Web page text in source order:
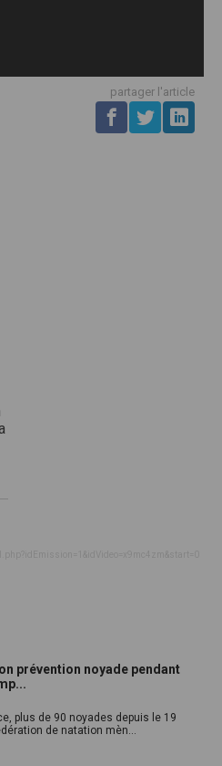
partager l'article
prévention noyade pendant
plus de 90 noyades depuis le 19
de natation mèn...